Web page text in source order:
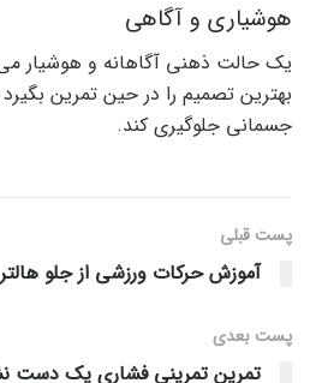
هوشیاری و آگاهی
یک حالت ذهنی آگاهانه و هوشیار می
بهترین تصمیم را در حین تمرین
جسمانی جلوگیری کند.
پست قبلی
آموزش حرکات ورزشی از جلو
پست‌ بعدی
تمرین تمرینی فشاری یک دست